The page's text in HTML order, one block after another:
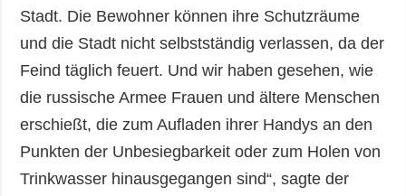
Stadt. Die Bewohner können ihre Schutzräume
und die Stadt nicht selbstständig verlassen, da der
Feind täglich feuert. Und wir haben gesehen, wie
die russische Armee Frauen und ältere Menschen
erschießt, die zum Aufladen ihrer Handys an den
Punkten der Unbesiegbarkeit oder zum Holen von
Trinkwasser hinausgegangen sind“, sagte der